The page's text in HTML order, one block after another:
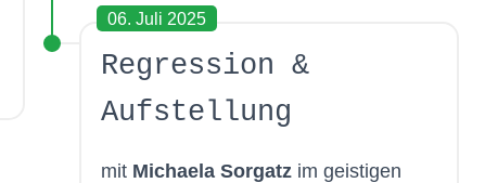
06. Juli 2025
Regression &
Aufstellung
mit Michaela Sorgatz im geistigen